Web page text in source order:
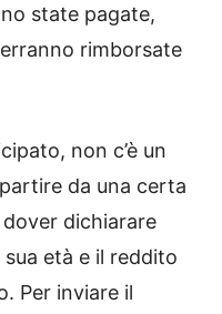
state pagate,
rimborsate
non c’è un
da una certa
dover dichiarare
sua età e il reddito
Per inviare il